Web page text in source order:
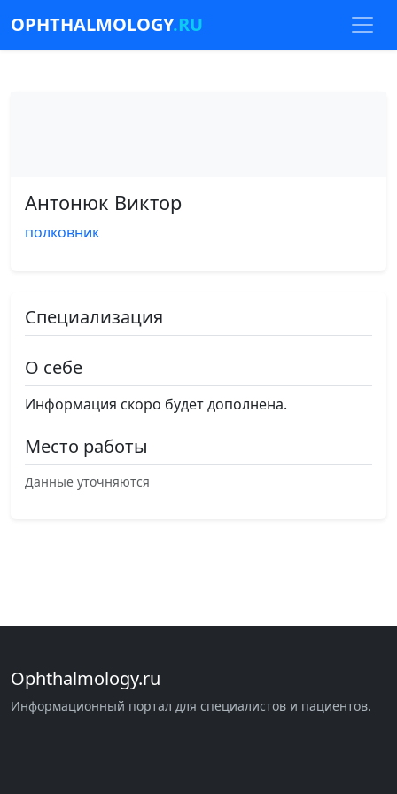
OPHTHALMOLOGY.RU
Антонюк Виктор
полковник
Специализация
О себе
Информация скоро будет дополнена.
Место работы
Данные уточняются
Ophthalmology.ru
Информационный портал для специалистов и пациентов.